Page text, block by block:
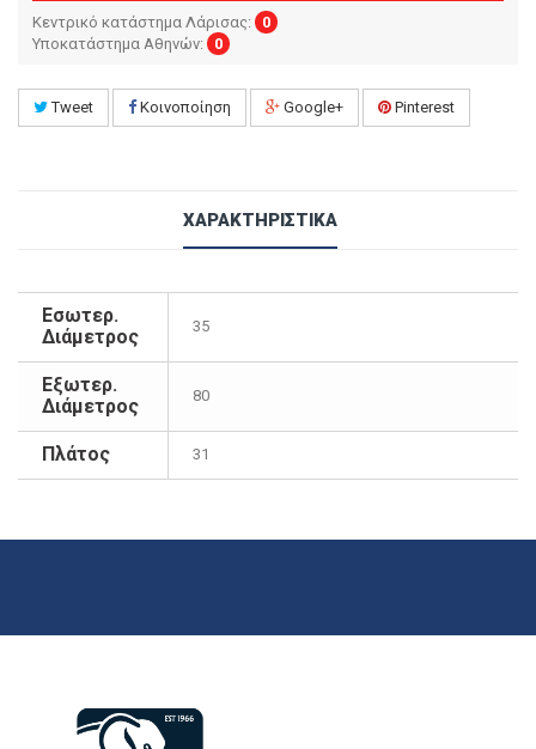
Κεντρικό κατάστημα Λάρισας:
0
Υποκατάστημα Αθηνών:
0
Tweet Κοινοποίηση Google+ Pinterest
ΧΑΡΑΚΤΗΡΙΣΤΙΚΆ
Εσωτερ.
Διάμετρος
35
Εξωτερ.
Διάμετρος
80
Πλάτος 31